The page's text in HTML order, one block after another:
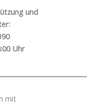
und
Uhr
mit